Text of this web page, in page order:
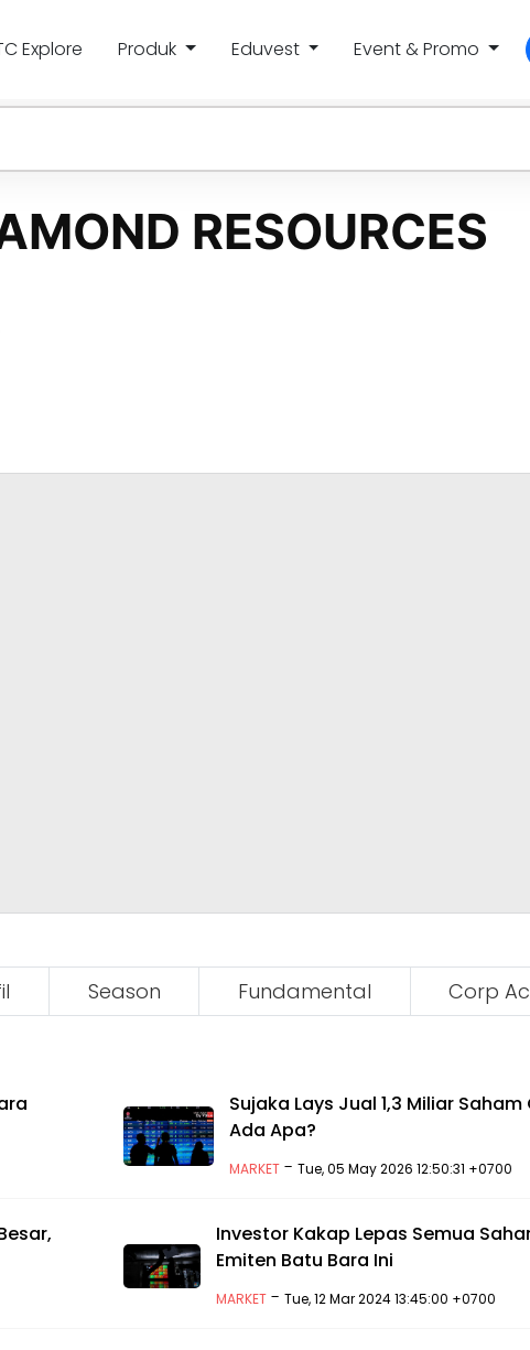
Explore Produk Eduvest Event & Promo
Season Fundamental Corp
Sujaka Lays Jual 1,3 Miliar Saham
Ada Apa?
MARKET- Tue, 05 May 2026 12:50:31 +0700
Investor Kakap Lepas Semua
Emiten Batu Bara Ini
MARKET -Tue, 12 Mar 2024 13:45:00 +0700